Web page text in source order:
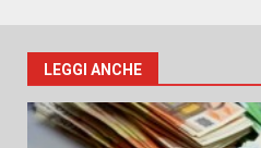
LEGGI ANCHE